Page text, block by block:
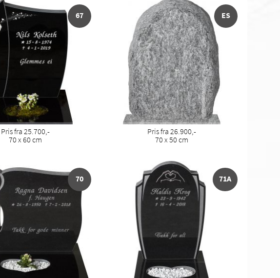
67
Pris fra 25.700,-
70 x 60 cm
ES
Pris fra 26.900,-
70 x 50 cm
70 71A